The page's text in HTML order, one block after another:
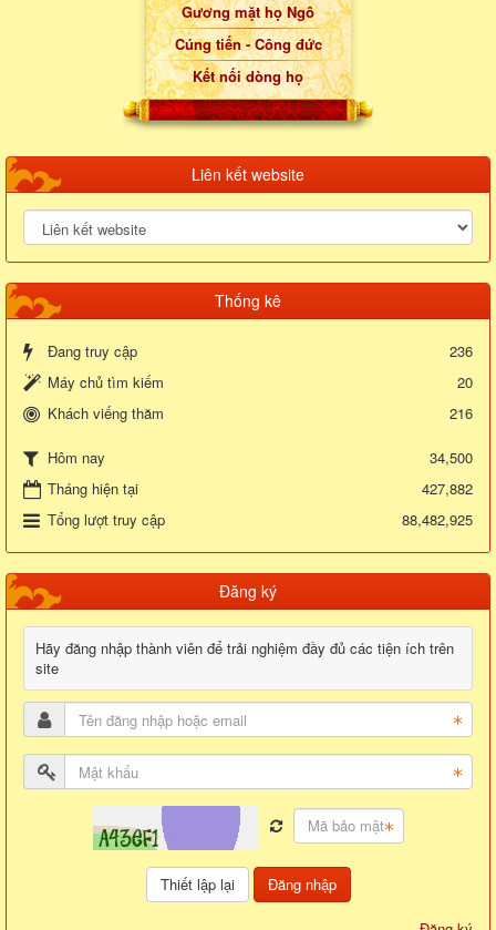
Gương mặt họ Ngô
Cúng tiến - Công đức
Kết nối dòng họ
Liên kết website
Thống kê
Đang truy cập
236
Máy chủ tìm kiếm
20
Khách viếng thăm
216
Hôm nay
34,500
Tháng hiện tại
427,882
Tổng lượt truy cập
88,482,925
Đăng ký
Hãy đăng nhập thành viên để trải nghiệm đầy đủ các tiện ích trên
site
Đăng nhập